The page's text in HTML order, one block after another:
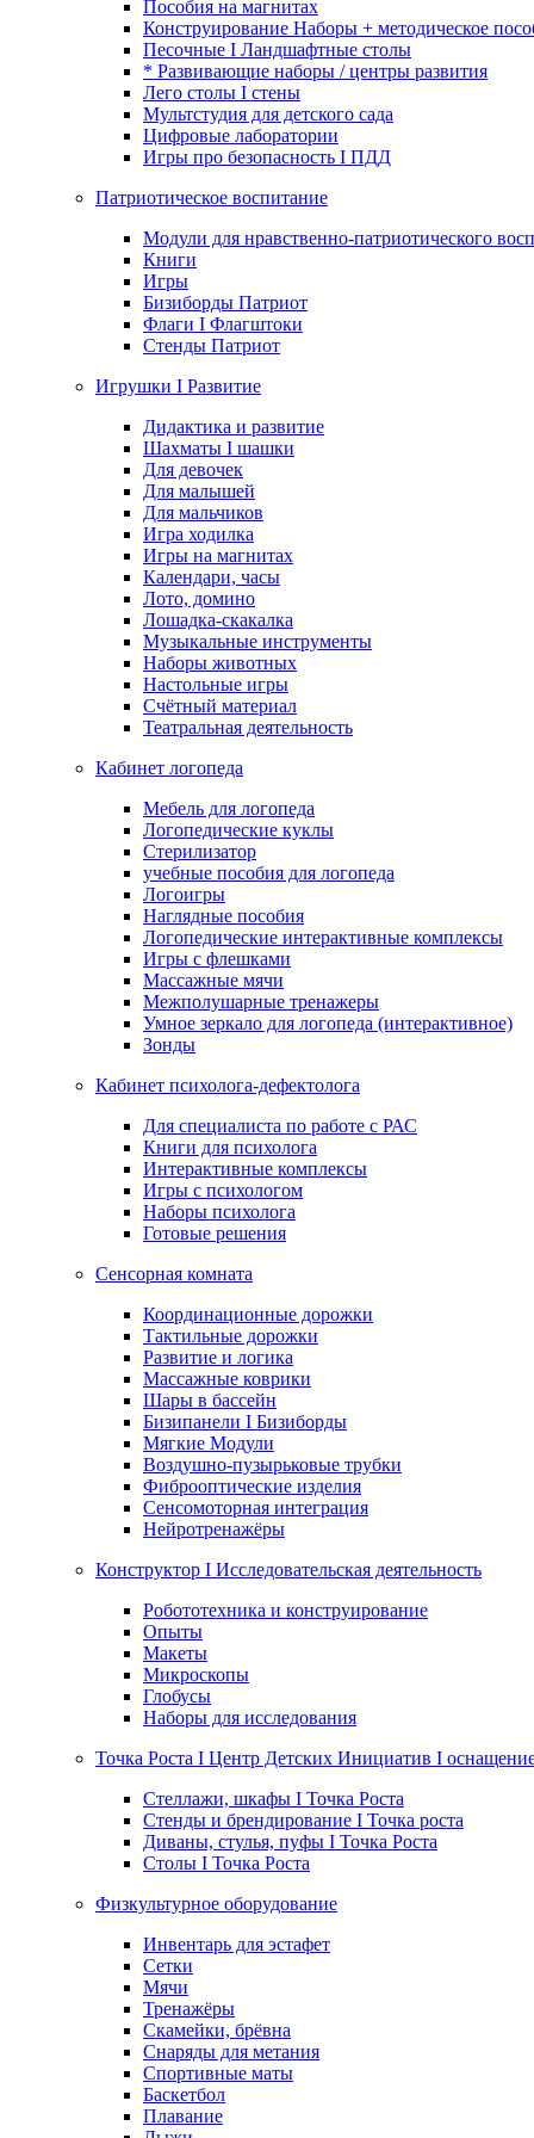
Пособия на магнитах
Конструирование Наборы + методическое
Песочные I Ландшафтные столы
* Развивающие наборы / центры развития
Лего столы I стены
Мультстудия для детского сада
Цифровые лаборатории
Игры про безопасность I ПДД
Патриотическое воспитание
Модули для нравственно-патриотического
Книги
Игры
Бизиборды Патриот
Флаги I Флагштоки
Стенды Патриот
Игрушки I Развитие
Дидактика и развитие
Шахматы I шашки
Для девочек
Для малышей
Для мальчиков
Игра ходилка
Игры на магнитах
Календари, часы
Лото, домино
Лошадка-скакалка
Музыкальные инструменты
Наборы животных
Настольные игры
Счётный материал
Театральная деятельность
Кабинет логопеда
Мебель для логопеда
Логопедические куклы
Стерилизатор
учебные пособия для логопеда
Логоигры
Наглядные пособия
Логопедические интерактивные комплексы
Игры с флешками
Массажные мячи
Межполушарные тренажеры
Умное зеркало для логопеда (интерактивное)
Зонды
Кабинет психолога-дефектолога
Для специалиста по работе с РАС
Книги для психолога
Интерактивные комплексы
Игры с психологом
Наборы психолога
Готовые решения
Сенсорная комната
Координационные дорожки
Тактильные дорожки
Развитие и логика
Массажные коврики
Шары в бассейн
Бизипанели I Бизиборды
Мягкие Модули
Воздушно-пузырьковые трубки
Фиброоптические изделия
Сенсомоторная интеграция
Нейротренажёры
Конструктор I Исследовательская деятельность
Робототехника и конструирование
Опыты
Макеты
Микроскопы
Глобусы
Наборы для исследования
Точка Роста I Центр Детских Инициатив I
Стеллажи, шкафы I Точка Роста
Стенды и брендирование I Точка роста
Диваны, стулья, пуфы I Точка Роста
Столы I Точка Роста
Физкультурное оборудование
Инвентарь для эстафет
Сетки
Мячи
Тренажёры
Скамейки, брёвна
Снаряды для метания
Спортивные маты
Баскетбол
Плавание